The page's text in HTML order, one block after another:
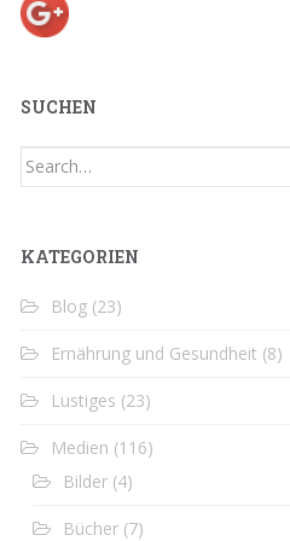
SUCHEN
Search
KATEGORIEN
Blog (23)
Ernährung und Gesundheit (8)
Lustiges (23)
Medien (116)
Bilder (4)
Bücher (7)